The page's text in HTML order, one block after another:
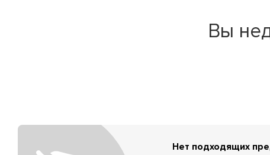
Вы
Нет подходящих